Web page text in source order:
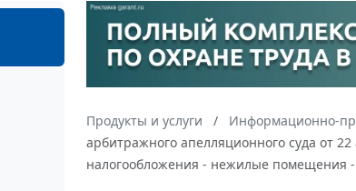
Продукты и услуги Информационно-
арбитражного апелляционного суда от
налогообложения - нежилые помещения